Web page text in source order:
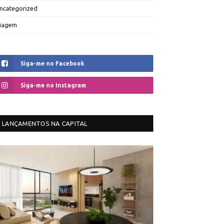
Siga-me no Facebook
Siga-me no Instagram
LANÇAMENTOS NA CAPITAL